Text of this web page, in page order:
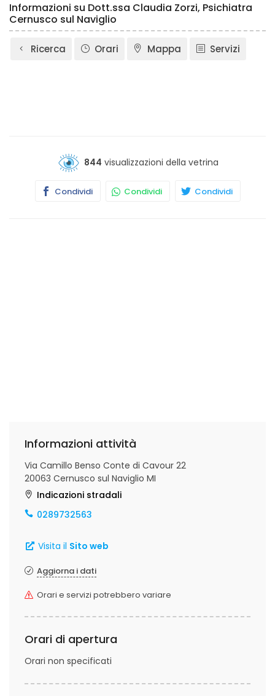
Informazioni su Dott.ssa Claudia Zorzi, Psichiatra
Cernusco sul Naviglio
Ricerca Orari Mappa Servizi
844 visualizzazioni della vetrina
Condividi Condividi Condividi
Informazioni attività
Via Camillo Benso Conte di Cavour 22
20063 Cernusco sul Naviglio MI
Indicazioni stradali
0289732563
Visita il Sito web
Aggiorna i dati
Orari e servizi potrebbero variare
Orari di apertura
Orari non specificati